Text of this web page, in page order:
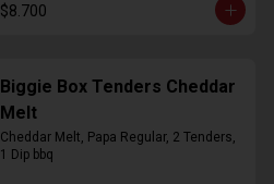
$8.700
Biggie Box Tenders Cheddar
Melt
Cheddar Melt, Papa Regular, 2 Tenders,
1 Dip bbq